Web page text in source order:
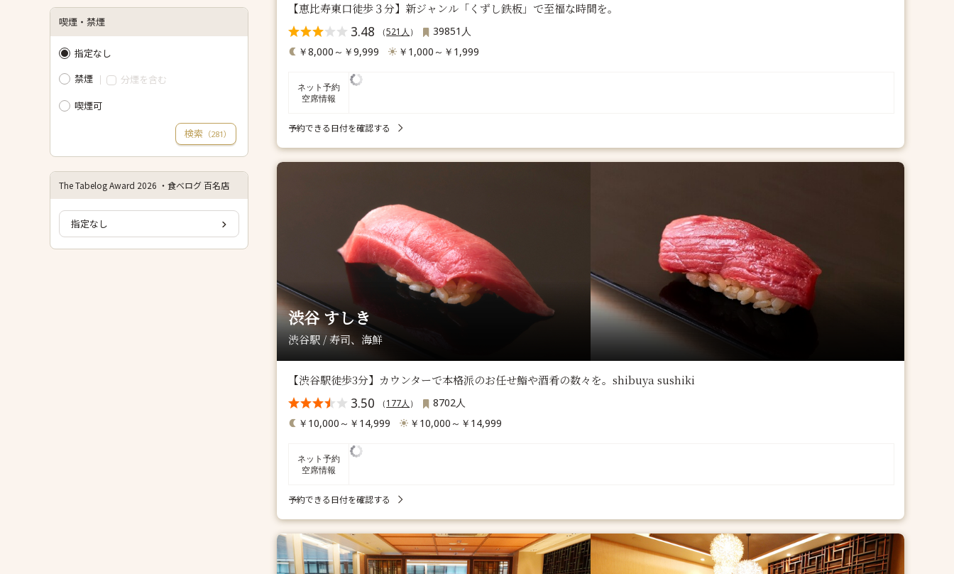
喫煙・禁煙
指定なし
禁煙
分煙を含む
喫煙可
検索 （281）
The Tabelog Award 2026 ・食べログ 百名店
指定なし
【恵比寿東口徒歩３分】新ジャンル「くずし鉄板」で至福な時間を。
3.48 （521人 ）
39851人
￥8,000～￥9,999
￥1,000～￥1,999
ネット予約
空席情報
予約できる日付を確認する
渋谷 すしき
渋谷駅 / 寿司、海鮮
【渋谷駅徒歩3分】カウンターで本格派のお任せ鮨や酒肴の数々を。shibuya sushiki
3.50 （177人 ）
8702人
￥10,000～￥14,999
￥10,000～￥14,999
ネット予約
空席情報
予約できる日付を確認する